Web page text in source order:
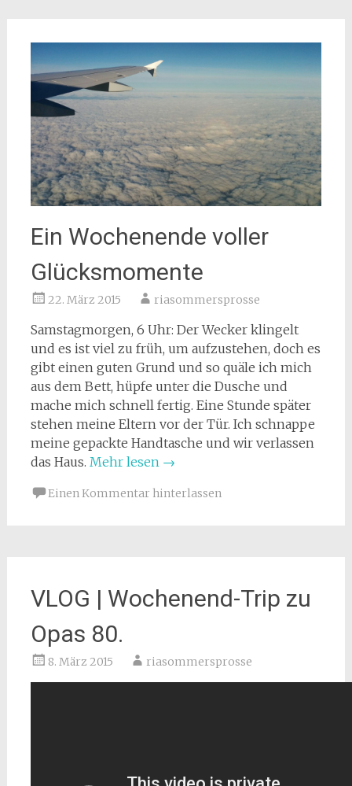
Ein Wochenende voller
Glücksmomente
22. März 2015 riasommersprosse
Samstagmorgen, 6 Uhr: Der Wecker klingelt
und es ist viel zu früh, um aufzustehen, doch es
gibt einen guten Grund und so quäle ich mich
aus dem Bett, hüpfe unter die Dusche und
mache mich schnell fertig. Eine Stunde später
stehen meine Eltern vor der Tür. Ich schnappe
meine gepackte Handtasche und wir verlassen
das Haus. Mehr lesen →
Einen Kommentar hinterlassen
VLOG | Wochenend-Trip zu
Opas 80.
8. März 2015 riasommersprosse